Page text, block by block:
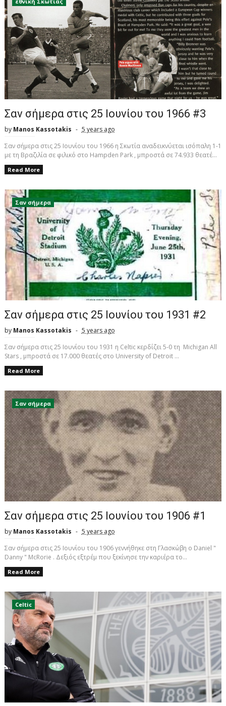
Σαν σήμερα στις 25 Ιουνίου του 1966 #3
by Manos Kassotakis
5 years ago
Σαν σήμερα στις 25 Ιουνίου του 1966 η Σκωτία αναδεικνύεται ισόπαλη 1-1
με τη Βραζιλία σε φιλικό στο Hampden Park , μπροστά σε 74.933 θεατέ...
Read More
Σαν σήμερα
Σαν σήμερα στις 25 Ιουνίου του 1931 #2
by Manos Kassotakis
5 years ago
Σαν σήμερα στις 25 Ιουνίου του 1931 η Celtic κερδίζει 5-0 τη Michigan All
Stars , μπροστά σε 17.000 θεατές στο University of Detroit ...
Read More
Σαν σήμερα
Σαν σήμερα στις 25 Ιουνίου του 1906 #1
by Manos Kassotakis
5 years ago
Σαν σήμερα στις 25 Ιουνίου του 1906 γεννήθηκε στη Γλασκώβη ο Daniel "
Danny " McRorie . Δεξιός εξτρέμ που ξεκίνησε την καριέρα το...
Read More
Celtic